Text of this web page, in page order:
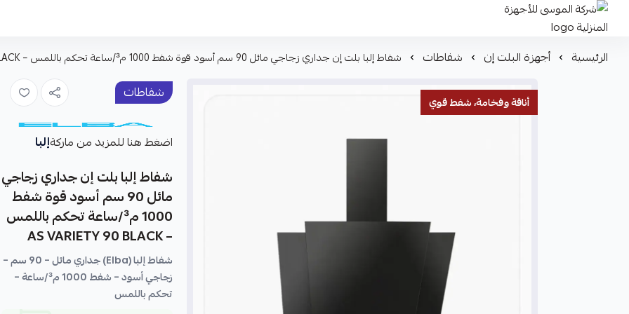
شركة الموسى للأجهزة المنزلية
الرئيسية أجهزة البلت إن شفاطات شفاط إلبا بلت إن جداري زجاجي مائل 90 سم أسود قوة شفط 1000 م³/ساعة تحكم باللمس – AS VARIETY 90 BLACK
أناقة وفخامة، شفط قوي شفاطات
اضغط هنا للمزيد من ماركةإلبا
شفاط إلبا بلت إن جداري زجاجي
مائل 90 سم أسود قوة شفط
1000 م³/ساعة تحكم باللمس
– AS VARIETY 90 BLACK
شفاط إلبا (Elba) جداري مائل – 90 سم –
زجاجي أسود – شفط 1000 م³/ساعة –
تحكم باللمس